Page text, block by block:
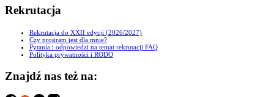
Rekrutacja
Rekrutacja do XXII edycji (2026/2027)
Czy program jest dla mnie?
Pytania i odpowiedzi na temat rekrutacji FAQ
Polityka prywatności i RODO
Znajdź nas też na: